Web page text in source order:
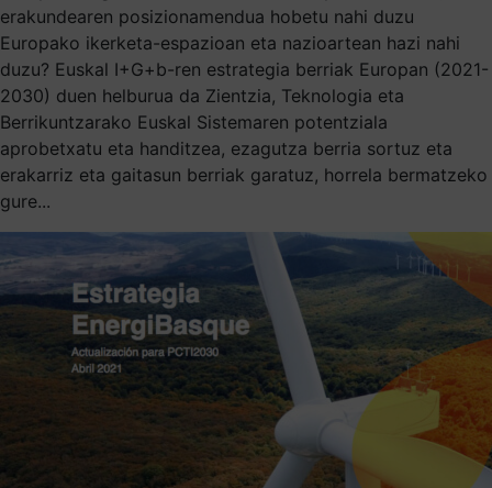
erakundearen posizionamendua hobetu nahi duzu
Europako ikerketa-espazioan eta nazioartean hazi nahi
duzu? Euskal I+G+b-ren estrategia berriak Europan (2021-
2030) duen helburua da Zientzia, Teknologia eta
Berrikuntzarako Euskal Sistemaren potentziala
aprobetxatu eta handitzea, ezagutza berria sortuz eta
erakarriz eta gaitasun berriak garatuz, horrela bermatzeko
gure...